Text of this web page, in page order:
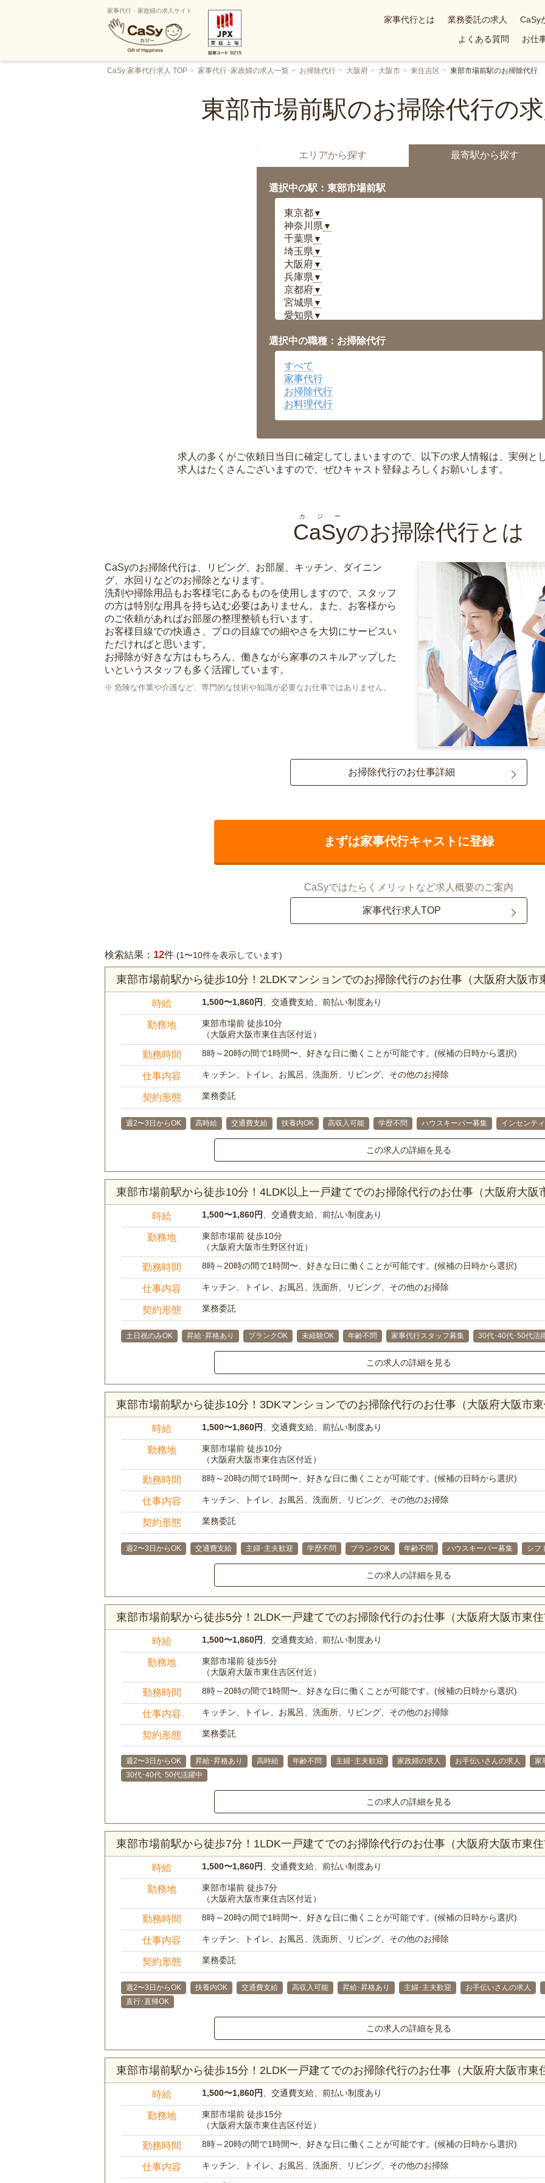
家事代行・家政婦の求人サイト
家事代行とは 業務委託の求人 CaSy
よくある質問
お仕
CaSy 家事代行求人 TOP 家事代行･家政婦の求人一覧 お掃除代行 大阪府 大阪市 東住吉区 東部市場前駅のお掃除代行
東部市場前駅のお掃除代行の
エリアから探す 最寄駅から探す
選択中の駅：東部市場前駅
東京都▼
神奈川県 ▼
千葉県 ▼
埼玉県 ▼
大阪府▼
兵庫県 ▼
京都府▼
宮城県 ▼
愛知県 ▼
岡山県▼
広島県▼
沖縄県
選択中の職種：お掃除代行
すべて
家事代行
お掃除代行
お料理代行
求人の多くがご依頼日当日に確定してしまいますので、以下の求人情報は、実例と
求人はたくさんございますので、ぜひキャスト登録よろしくお願いします。
CaSy
カジー
のお掃除代行とは
CaSyのお掃除代行は、リビング、お部屋、キッチン、ダイニン
グ、水回りなどのお掃除となります。
洗剤や掃除用品もお客様宅にあるものを使用しますので、スタッフ
の方は特別な用具を持ち込む必要はありません。また、お客様から
のご依頼があればお部屋の整理整頓も行います。
お客様目線での快適さ、プロの目線での細やさを大切にサービスい
ただければと思います。
お掃除が好きな方はもちろん、働きながら家事のスキルアップした
いというスタッフも多く活躍しています。
危険な作業や介護など、専門的な技術や知識が必要なお仕事ではありません。
お掃除代行のお仕事詳細
まずは家事代行キャストに登録
CaSyではたらくメリットなど求人概要のご案内
家事代行求人TOP
検索結果： 12件 (1〜10件を表示しています)
東部市場前駅から徒歩10分！2LDKマンションでのお掃除代行のお仕事（大阪府大阪市
時給 1,500〜1,860円 、交通費支給、前払い制度あり
勤務地
東部市場前 徒歩10分
（大阪府大阪市東住吉区付近）
勤務時間 8時～20時の間で1時間〜、好きな日に働くことが可能です。(候補の日時から選択)
仕事内容 キッチン、トイレ、お風呂、洗面所、リビング、その他のお掃除
契約形態 業務委託
週2〜3日からOK 高時給 交通費支給 扶養内OK 高収入可能 学歴不問 ハウスキーパー募集 インセンテ
この求人の詳細を見る
東部市場前駅から徒歩10分！4LDK以上一戸建てでのお掃除代行のお仕事（大阪府大阪
時給 1,500〜1,860円 、交通費支給、前払い制度あり
勤務地
東部市場前 徒歩10分
（大阪府大阪市生野区付近）
勤務時間 8時～20時の間で1時間〜、好きな日に働くことが可能です。(候補の日時から選択)
仕事内容 キッチン、トイレ、お風呂、洗面所、リビング、その他のお掃除
契約形態 業務委託
土日祝のみOK 昇給･昇格あり ブランクOK 未経験OK 年齢不問 家事代行スタッフ募集 30代･40代･50代活
この求人の詳細を見る
東部市場前駅から徒歩10分！3DKマンションでのお掃除代行のお仕事（大阪府大阪市東
時給 1,500〜1,860円 、交通費支給、前払い制度あり
勤務地
東部市場前 徒歩10分
（大阪府大阪市東住吉区付近）
勤務時間 8時～20時の間で1時間〜、好きな日に働くことが可能です。(候補の日時から選択)
仕事内容 キッチン、トイレ、お風呂、洗面所、リビング、その他のお掃除
契約形態 業務委託
週2〜3日からOK 交通費支給 主婦･主夫歓迎 学歴不問 ブランクOK 年齢不問 ハウスキーパー募集 シフ
この求人の詳細を見る
東部市場前駅から徒歩5分！2LDK一戸建てでのお掃除代行のお仕事（大阪府大阪市東住
時給 1,500〜1,860円 、交通費支給、前払い制度あり
勤務地
東部市場前 徒歩5分
（大阪府大阪市東住吉区付近）
勤務時間 8時～20時の間で1時間〜、好きな日に働くことが可能です。(候補の日時から選択)
仕事内容 キッチン、トイレ、お風呂、洗面所、リビング、その他のお掃除
契約形態 業務委託
週2〜3日からOK 昇給･昇格あり 高時給 年齢不問 主婦･主夫歓迎 家政婦の求人 お手伝いさんの求人 家
30代･40代･50代活躍中
この求人の詳細を見る
東部市場前駅から徒歩7分！1LDK一戸建てでのお掃除代行のお仕事（大阪府大阪市東住
時給 1,500〜1,860円 、交通費支給、前払い制度あり
勤務地
東部市場前 徒歩7分
（大阪府大阪市東住吉区付近）
勤務時間 8時～20時の間で1時間〜、好きな日に働くことが可能です。(候補の日時から選択)
仕事内容 キッチン、トイレ、お風呂、洗面所、リビング、その他のお掃除
契約形態 業務委託
週2〜3日からOK 扶養内OK 交通費支給 高収入可能 昇給･昇格あり 主婦･主夫歓迎 お手伝いさんの求人
直行･直帰OK
この求人の詳細を見る
東部市場前駅から徒歩15分！2LDK一戸建てでのお掃除代行のお仕事（大阪府大阪市東
時給 1,500〜1,860円 、交通費支給、前払い制度あり
勤務地
東部市場前 徒歩15分
（大阪府大阪市東住吉区付近）
勤務時間 8時～20時の間で1時間〜、好きな日に働くことが可能です。(候補の日時から選択)
仕事内容 キッチン、トイレ、お風呂、洗面所、リビング、その他のお掃除